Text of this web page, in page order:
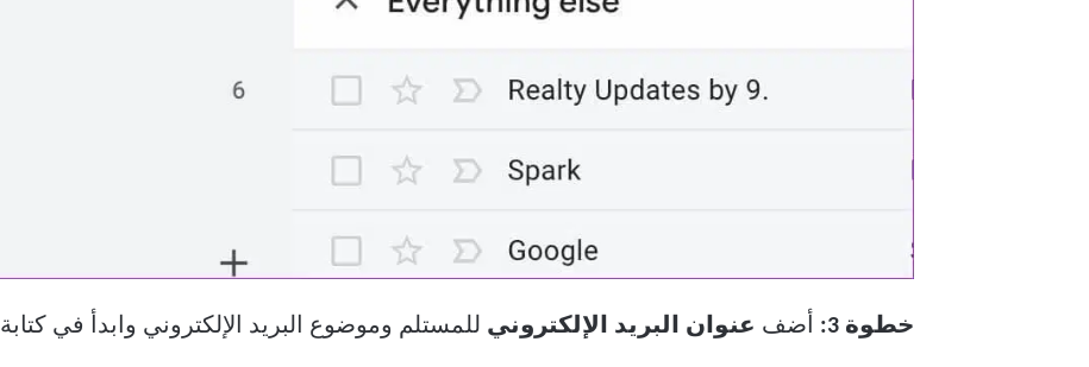
خطوة 3: أضف عنوان البريد الإلكتروني للمستلم وموضوع البريد الإلكتروني وابدأ في كتابة